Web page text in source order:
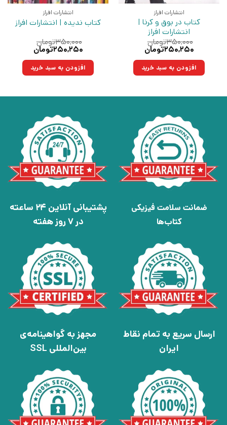
انتشارات افراز
کتاب در بوق و کرنا |
انتشارات افراز
۳۵۰,۰۰۰تومان
قیمت
۳۵۰,۰۰۰تومان
بود.
۲۵۰,۲۵۰تومان
۲۵۰,۲۵۰تومان.افزودن به سبد خرید
انتشارات افراز
کتاب ندیده | انتشارات افراز
۳۵۰,۰۰۰تومان
قیمت
۳۵۰,۰۰۰تومان
بود.
۲۵۰,۲۵۰تومان
۲۵۰,۲۵۰تومان.افزودن به سبد خرید
ضمانت سلامت فیزیکی
کتاب‌ها
پشتیبانی آنلاین 24 ساعته
در 7 روز هفته
ارسال سریع به تمام نقاط
ایران
مجهز به گواهینامه‌ی
بین‌المللی SSL